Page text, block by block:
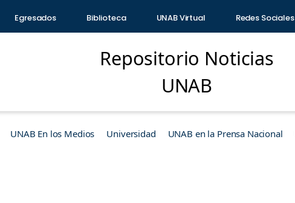
Egresados Biblioteca UNAB Virtual Redes Sociales
Repositorio Noticias
UNAB
UNAB En los Medios Universidad UNAB en la Prensa Nacional